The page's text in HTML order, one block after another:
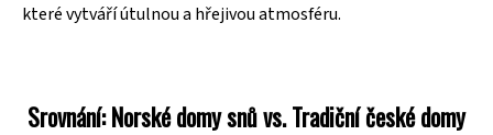
které vytváří útulnou a hřejivou atmosféru.
Srovnání: Norské domy snů vs. Tradiční české domy